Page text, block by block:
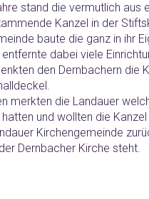
stand die vermutlich aus
Kanzel in der
baute die ganz in ihr
dabei viele
den Dernbachern die
merkten die Landauer
und wollten die
Kirchengemeinde
Dernbacher Kirche steht.